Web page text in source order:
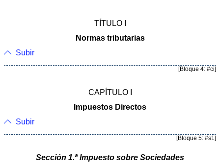
TÍTULO I
Normas tributarias
Subir
[Bloque 4: #ci]
CAPÍTULO I
Impuestos Directos
Subir
[Bloque 5: #s1]
Sección 1.ª Impuesto sobre Sociedades